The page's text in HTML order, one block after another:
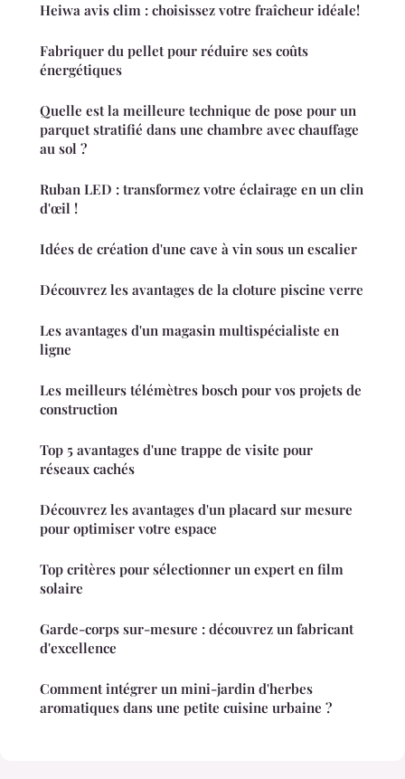
Heiwa avis clim : choisissez votre fraîcheur idéale!
Fabriquer du pellet pour réduire ses coûts
énergétiques
Quelle est la meilleure technique de pose pour un
parquet stratifié dans une chambre avec chauffage
au sol ?
Ruban LED : transformez votre éclairage en un clin
d'œil !
Idées de création d'une cave à vin sous un escalier
Découvrez les avantages de la cloture piscine verre
Les avantages d'un magasin multispécialiste en
ligne
Les meilleurs télémètres bosch pour vos projets de
construction
Top 5 avantages d'une trappe de visite pour
réseaux cachés
Découvrez les avantages d'un placard sur mesure
pour optimiser votre espace
Top critères pour sélectionner un expert en film
solaire
Garde-corps sur-mesure : découvrez un fabricant
d'excellence
Comment intégrer un mini-jardin d'herbes
aromatiques dans une petite cuisine urbaine ?